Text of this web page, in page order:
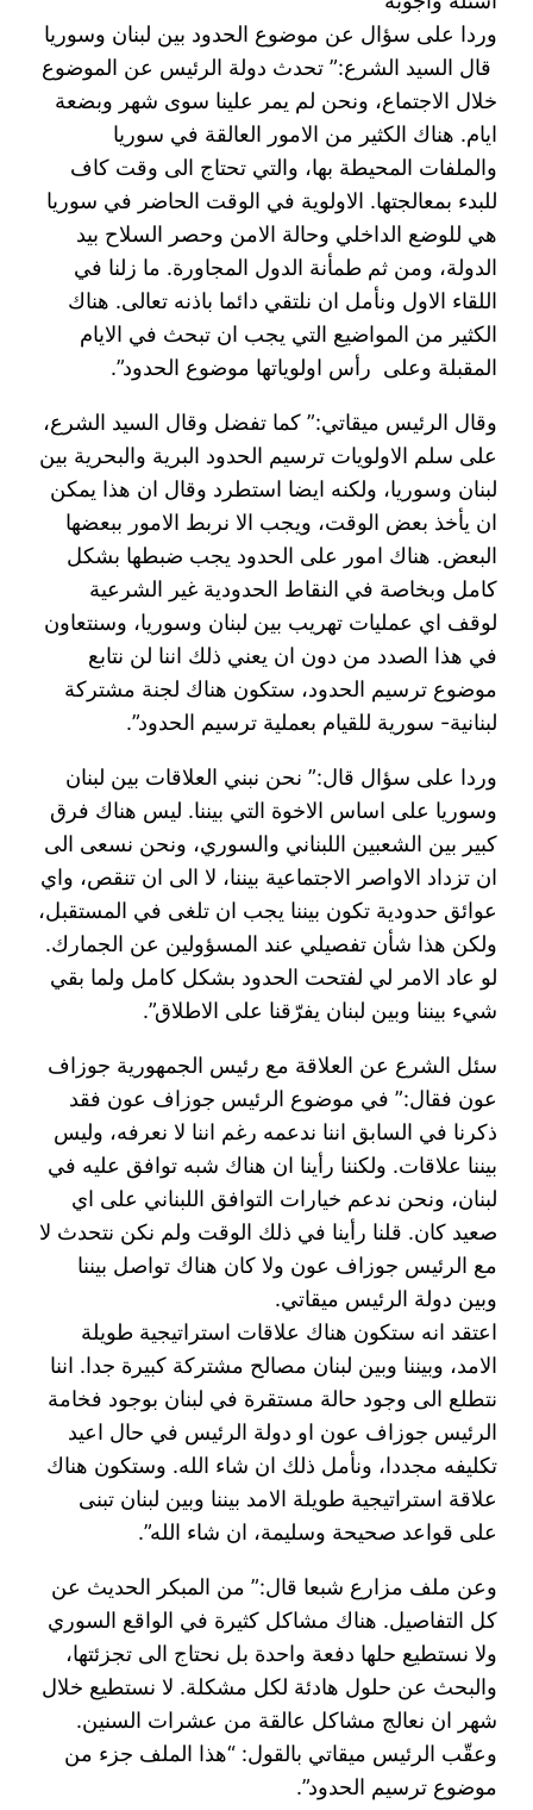
وردا على سؤال عن موضوع الحدود بين لبنان وسوريا
قال السيد الشرع:” تحدث دولة الرئيس عن الموضوع
خلال الاجتماع، ونحن لم يمر علينا سوى شهر وبضعة
ايام. هناك الكثير من الامور العالقة في سوريا
والملفات المحيطة بها، والتي تحتاج الى وقت كاف
للبدء بمعالجتها. الاولوية في الوقت الحاضر في سوريا
هي للوضع الداخلي وحالة الامن وحصر السلاح بيد
الدولة، ومن ثم طمأنة الدول المجاورة. ما زلنا في
اللقاء الاول ونأمل ان نلتقي دائما باذنه تعالى. هناك
الكثير من المواضيع التي يجب ان تبحث في الايام
المقبلة وعلى رأس اولوياتها موضوع الحدود”.
وقال الرئيس ميقاتي:” كما تفضل وقال السيد الشرع،
على سلم الاولويات ترسيم الحدود البرية والبحرية بين
لبنان وسوريا، ولكنه ايضا استطرد وقال ان هذا يمكن
ان يأخذ بعض الوقت، ويجب الا نربط الامور ببعضها
البعض. هناك امور على الحدود يجب ضبطها بشكل
كامل وبخاصة في النقاط الحدودية غير الشرعية
لوقف اي عمليات تهريب بين لبنان وسوريا، وسنتعاون
في هذا الصدد من دون ان يعني ذلك اننا لن نتابع
موضوع ترسيم الحدود، ستكون هناك لجنة مشتركة
لبنانية- سورية للقيام بعملية ترسيم الحدود”.
وردا على سؤال قال:” نحن نبني العلاقات بين لبنان
وسوريا على اساس الاخوة التي بيننا. ليس هناك فرق
كبير بين الشعبين اللبناني والسوري، ونحن نسعى الى
ان تزداد الاواصر الاجتماعية بيننا، لا الى ان تنقص، واي
عوائق حدودية تكون بيننا يجب ان تلغى في المستقبل،
ولكن هذا شأن تفصيلي عند المسؤولين عن الجمارك.
لو عاد الامر لي لفتحت الحدود بشكل كامل ولما بقي
شيء بيننا وبين لبنان يفرّقنا على الاطلاق”.
سئل الشرع عن العلاقة مع رئيس الجمهورية جوزاف
عون فقال:” في موضوع الرئيس جوزاف عون فقد
ذكرنا في السابق اننا ندعمه رغم اننا لا نعرفه، وليس
بيننا علاقات. ولكننا رأينا ان هناك شبه توافق عليه في
لبنان، ونحن ندعم خيارات التوافق اللبناني على اي
صعيد كان. قلنا رأينا في ذلك الوقت ولم نكن نتحدث لا
مع الرئيس جوزاف عون ولا كان هناك تواصل بيننا
وبين دولة الرئيس ميقاتي.
اعتقد انه ستكون هناك علاقات استراتيجية طويلة
الامد، وبيننا وبين لبنان مصالح مشتركة كبيرة جدا. اننا
نتطلع الى وجود حالة مستقرة في لبنان بوجود فخامة
الرئيس جوزاف عون او دولة الرئيس في حال اعيد
تكليفه مجددا، ونأمل ذلك ان شاء الله. وستكون هناك
علاقة استراتيجية طويلة الامد بيننا وبين لبنان تبنى
على قواعد صحيحة وسليمة، ان شاء الله”.
وعن ملف مزارع شبعا قال:” من المبكر الحديث عن
كل التفاصيل. هناك مشاكل كثيرة في الواقع السوري
ولا نستطيع حلها دفعة واحدة بل نحتاج الى تجزئتها،
والبحث عن حلول هادئة لكل مشكلة. لا نستطيع خلال
شهر ان نعالج مشاكل عالقة من عشرات السنين.
وعقّب الرئيس ميقاتي بالقول: “هذا الملف جزء من
موضوع ترسيم الحدود”.